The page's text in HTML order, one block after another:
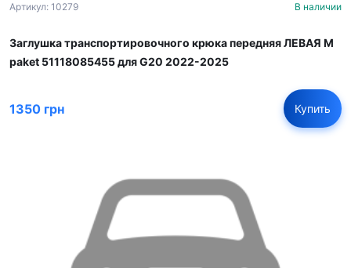
Артикул: 10279 В наличии
Заглушка транспортировочного крюка передняя ЛЕВАЯ M
paket 51118085455 для G20 2022-2025
1350 грн Купить